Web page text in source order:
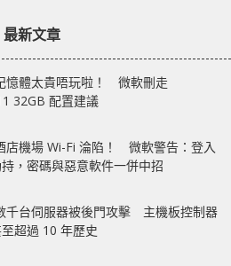
最新文章
憶體太貴唔玩啦！ 微軟刪走
32GB 配置建議
店機場 Wi-Fi 淪陷！ 微軟警告：登入
，密碼與惡意軟件一併中招
千台伺服器被後門攻擊 主機板控制器
超過 10 年歷史